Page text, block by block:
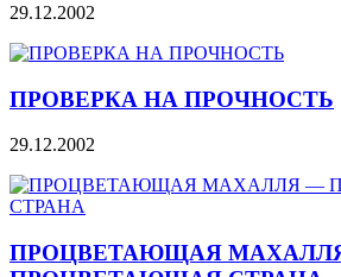
29.12.2002
ПРОВЕРКА НА ПРОЧНОСТЬ
29.12.2002
ПРОЦВЕТАЮЩАЯ